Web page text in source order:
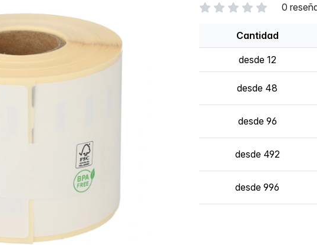
0
Cantidad
desde 12
desde 48
desde 96
desde 492
desde 996